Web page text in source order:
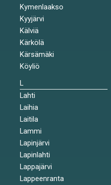
Kymenlaakso
Kyyjärvi
Kälviä
Kärkölä
Kärsämäki
Köyliö
L
Lahti
Laihia
Laitila
Lammi
Lapinjärvi
Lapinlahti
Lappajärvi
Lappeenranta